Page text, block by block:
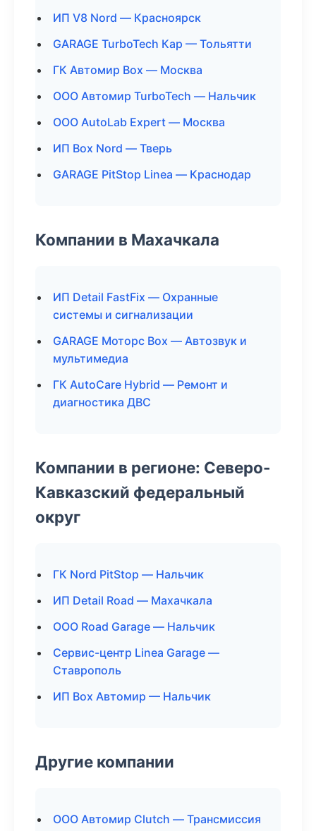
ИП V8 Nord — Красноярск
GARAGE TurboTech Кар — Тольятти
ГК Автомир Box — Москва
ООО Автомир TurboTech — Нальчик
ООО AutoLab Expert — Москва
ИП Box Nord — Тверь
GARAGE PitStop Linea — Краснодар
Компании в Махачкала
ИП Detail FastFix — Охранные
системы и сигнализации
GARAGE Моторс Box — Автозвук и
мультимедиа
ГК AutoCare Hybrid — Ремонт и
диагностика ДВС
Компании в регионе: Северо-
Кавказский федеральный
округ
ГК Nord PitStop — Нальчик
ИП Detail Road — Махачкала
ООО Road Garage — Нальчик
Сервис-центр Linea Garage —
Ставрополь
ИП Box Автомир — Нальчик
Другие компании
ООО Автомир Clutch — Трансмиссия